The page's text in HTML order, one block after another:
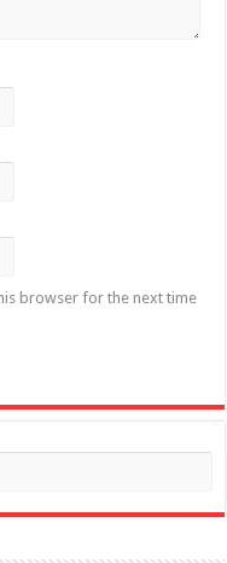
browser for the next time